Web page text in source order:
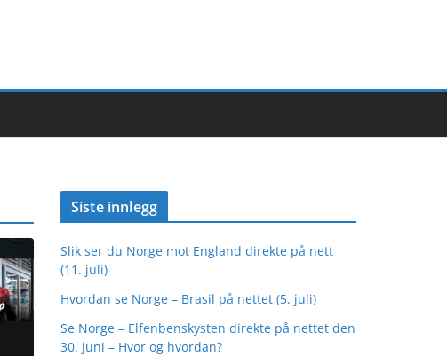
Siste innlegg
Slik ser du Norge mot England direkte på nett
(11. juli)
Hvordan se Norge – Brasil på nettet (5. juli)
Se Norge – Elfenbenskysten direkte på nettet den
30. juni – Hvor og hvordan?